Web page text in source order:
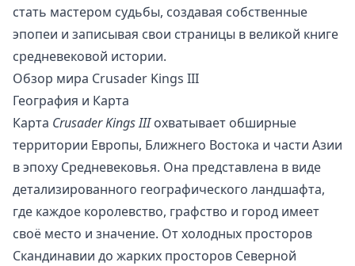
стать мастером судьбы, создавая собственные
эпопеи и записывая свои страницы в великой книге
средневековой истории.
Обзор мира Crusader Kings III
География и Карта
Карта Crusader Kings IIIохватывает обширные
территории Европы, Ближнего Востока и части Азии
в эпоху Средневековья. Она представлена в виде
детализированного географического ландшафта,
где каждое королевство, графство и город имеет
своё место и значение. От холодных просторов
Скандинавии до жарких просторов Северной